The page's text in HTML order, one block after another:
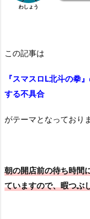
わしょう
この記事は
『スマスロL北斗の拳
する不具合
がテーマとなっておりま
朝の開店前の待ち時間
ていますので、暇つぶ